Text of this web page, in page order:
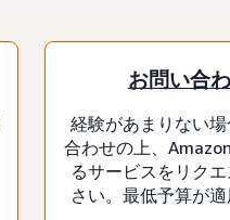
お問い合
経験があまりない
合わせの上、
るサービスをリク
さい。最低予算が適